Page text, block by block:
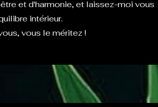
et d'harmonie, et laissez-moi vous
intérieur.
vous le méritez !